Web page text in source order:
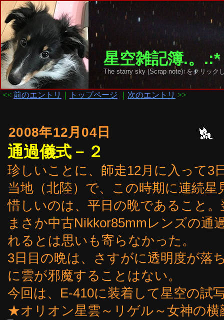
星空雑記簿.。
The starry sky (Scrap note)↑をクリック
<< 前のエントリ トップページ 次のエントリ >>
2008年12月04日
通過儀式－２
珍しいことに、師走12月に入って3
当地（北陸）で、この時期に連続
惜しいのは、平日の晩であること
まさか中古Nikkor85mmレンズの通
れるとは思いも寄らなかった。
3日目の晩は、さすがに透明度が落
に雲が邪魔することはない。
今回は、E-410に装着して星空の試
★オリオン星雲～リゲル～女神の横